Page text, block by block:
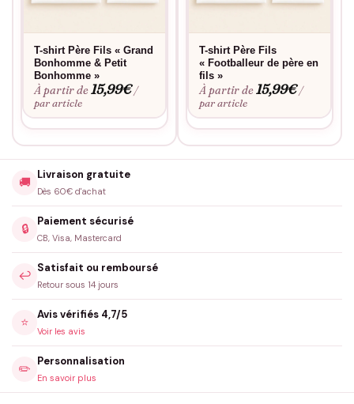
T-shirt Père Fils « Grand
Bonhomme & Petit
Bonhomme »
À partir de15,99€ /
par article
T-shirt Père Fils
« Footballeur de père en
fils »
À partir de15,99€ /
par article
🚚
Livraison gratuite
Dès 60€ d'achat
🔒
Paiement sécurisé
CB, Visa, Mastercard
↩️
Satisfait ou remboursé
Retour sous 14 jours
⭐
Avis vérifiés 4,7/5
Voir les avis
✏️
Personnalisation
En savoir plus